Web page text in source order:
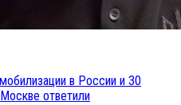
в России и 30
ответили